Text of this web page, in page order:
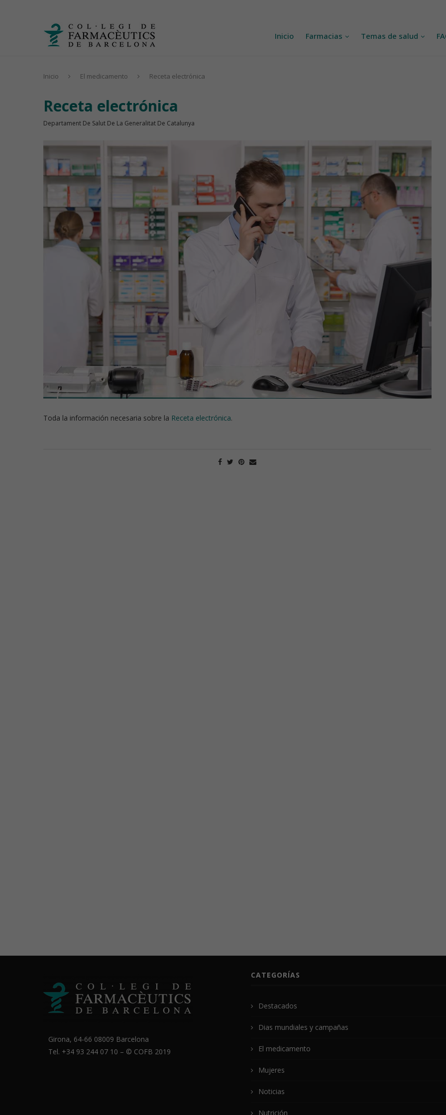
Inicio Farmacias Temas de salud
Inicio El medicamento Receta electrónica
Receta electrónica
Departament De Salut De La Generalitat De Catalunya
Toda la información necesaria sobre la Receta electrónica.
Girona, 64-66 08009 Barcelona
Tel. +34 93 244 07 10 – © COFB 2019
CATEGORÍAS
Destacados
Dias mundiales y campañas
El medicamento
Mujeres
Noticias
Nutrición